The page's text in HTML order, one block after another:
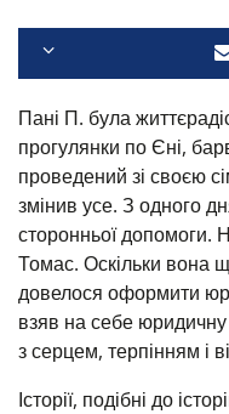
Пані П. була
прогулянки по Єні,
проведений зі своєю
змінив усе. З одного
сторонньої допомоги.
Томас. Оскільки вона
довелося оформити
взяв на себе юридичну
з серцем, терпінням і
Історії, подібні до